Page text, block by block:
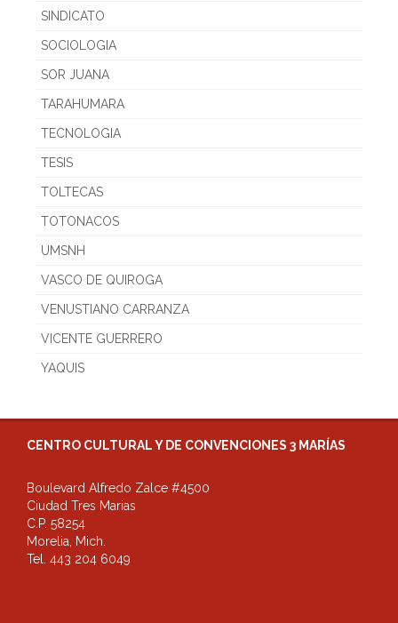
SINDICATO
SOCIOLOGIA
SOR JUANA
TARAHUMARA
TECNOLOGIA
TESIS
TOLTECAS
TOTONACOS
UMSNH
VASCO DE QUIROGA
VENUSTIANO CARRANZA
VICENTE GUERRERO
YAQUIS
CENTRO CULTURAL Y DE CONVENCIONES 3 MARÍAS
Boulevard Alfredo Zalce #4500
Ciudad Tres Marias
C.P. 58254
Morelia, Mich.
Tel. 443 204 6049